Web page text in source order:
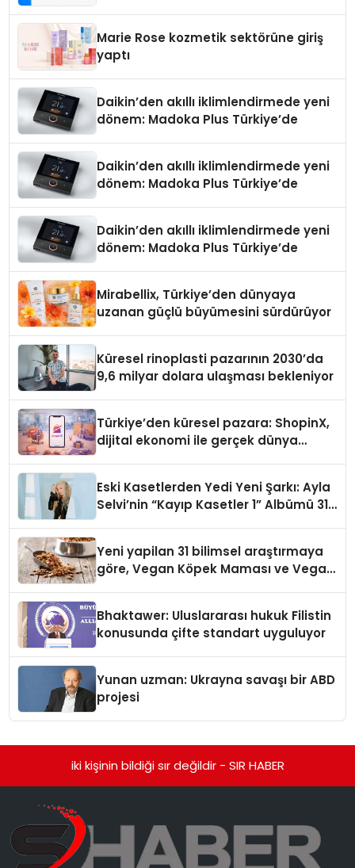
Marie Rose kozmetik sektörüne giriş
yaptı
Daikin’den akıllı iklimlendirmede yeni
dönem: Madoka Plus Türkiye’de
Daikin’den akıllı iklimlendirmede yeni
dönem: Madoka Plus Türkiye’de
Daikin’den akıllı iklimlendirmede yeni
dönem: Madoka Plus Türkiye’de
Mirabellix, Türkiye’den dünyaya
uzanan güçlü büyümesini sürdürüyor
Küresel rinoplasti pazarının 2030’da
9,6 milyar dolara ulaşması bekleniyor
Türkiye’den küresel pazara: ShopinX,
dijital ekonomi ile gerçek dünya
Eski Kasetlerden Yedi Yeni Şarkı: Ayla
Selvi’nin “Kayıp Kasetler 1” Albümü 31
Yeni yapilan 31 bilimsel araştırmaya
göre, Vegan Köpek Maması ve Vegan
Bhaktawer: Uluslararası hukuk Filistin
konusunda çifte standart uyguluyor
Yunan uzman: Ukrayna savaşı bir ABD
projesi
iki kişinin bildiği sır değildir - SIR HABER